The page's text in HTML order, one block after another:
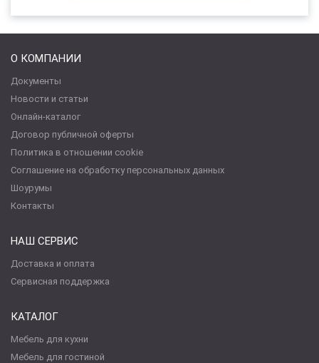
О КОМПАНИИ
Документы
Новости и статьи
Онлайн-каталог
Договор публичной оферты
Политика в отношении cookie
Соглашение на обработку персональных данных
Шоурумы
Контакты
НАШ СЕРВИС
Доставка и оплата
Сервисная поддержка
КАТАЛОГ
Мебель для кухни
Мебель для гостиной